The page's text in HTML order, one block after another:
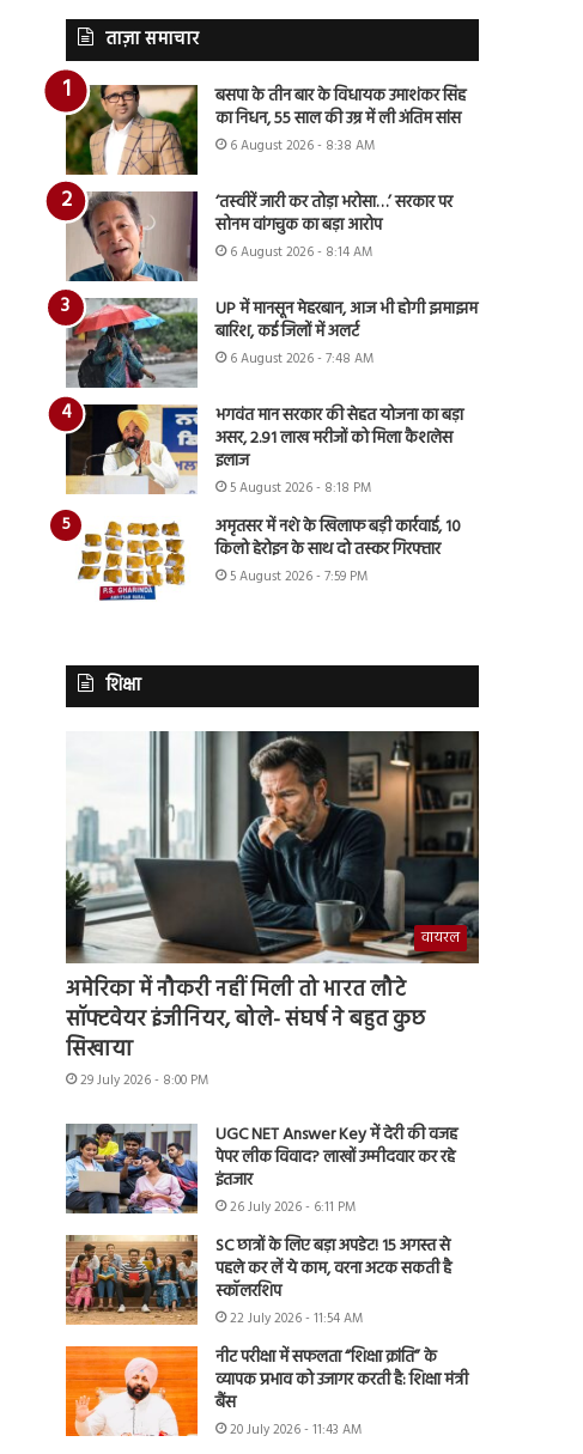
ताज़ा समाचार
बसपा के तीन बार के विधायक उमाशंकर सिंह
का निधन, 55 साल की उम्र में ली अंतिम सांस
6 August 2026 - 8:38 AM
‘तस्वीरें जारी कर तोड़ा भरोसा…’ सरकार पर
सोनम वांगचुक का बड़ा आरोप
6 August 2026 - 8:14 AM
UP में मानसून मेहरबान, आज भी होगी झमाझम
बारिश, कई जिलों में अलर्ट
6 August 2026 - 7:48 AM
भगवंत मान सरकार की सेहत योजना का बड़ा
असर, 2.91 लाख मरीजों को मिला कैशलेस
इलाज
5 August 2026 - 8:18 PM
अमृतसर में नशे के खिलाफ बड़ी कार्रवाई, 10
किलो हेरोइन के साथ दो तस्कर गिरफ्तार
5 August 2026 - 7:59 PM
शिक्षा
वायरल
अमेरिका में नौकरी नहीं मिली तो भारत लौटे
सॉफ्टवेयर इंजीनियर, बोले- संघर्ष ने बहुत कुछ
सिखाया
29 July 2026 - 8:00 PM
UGC NET Answer Key में देरी की वजह
पेपर लीक विवाद? लाखों उम्मीदवार कर रहे
इंतजार
26 July 2026 - 6:11 PM
SC छात्रों के लिए बड़ा अपडेट! 15 अगस्त से
पहले कर लें ये काम, वरना अटक सकती है
स्कॉलरशिप
22 July 2026 - 11:54 AM
नीट परीक्षा में सफलता “शिक्षा क्रांति” के
व्यापक प्रभाव को उजागर करती है: शिक्षा मंत्री
बैंस
20 July 2026 - 11:43 AM